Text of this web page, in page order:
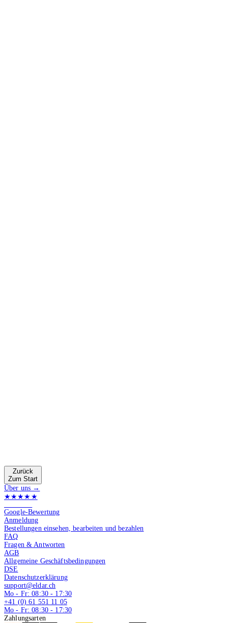
Zurück
Zum Start
Über uns →
★★★★★
Google-Bewertung
Anmeldung
Bestellungen einsehen, bearbeiten und bezahlen
FAQ
Fragen & Antworten
AGB
Allgemeine Geschäftsbedingungen
DSE
Datenschutzerklärung
support@eldar.ch
Mo - Fr: 08:30 - 17:30
+41 (0) 61 551 11 05
Mo - Fr: 08:30 - 17:30
Zahlungsarten